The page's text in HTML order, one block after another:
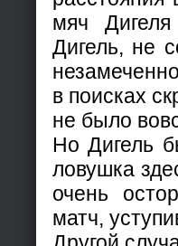
мяч
Дигель, не
в поисках
не было
Но Дигель
ловушка
очень
матч,